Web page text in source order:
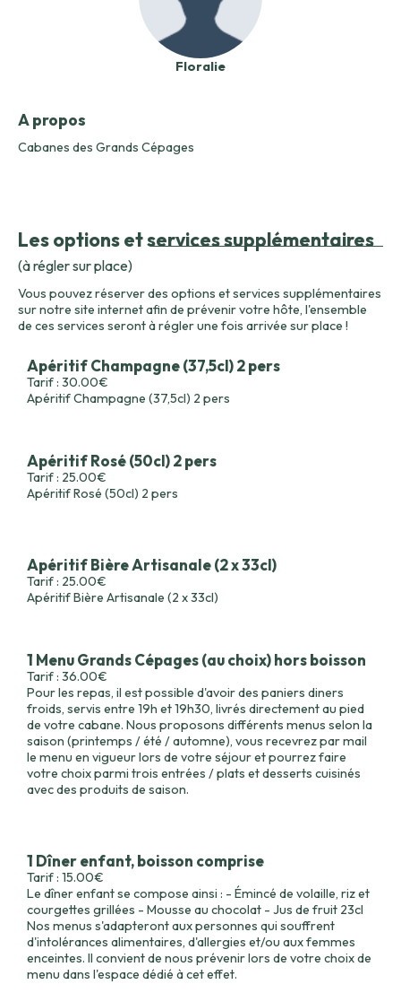
Floralie
A propos
Cabanes des Grands Cépages
Les options et services supplémentaires
(à régler sur place)
Vous pouvez réserver des options et services supplémentaires
sur notre site internet afin de prévenir votre hôte, l'ensemble
de ces services seront à régler une fois arrivée sur place !
Apéritif Champagne (37,5cl) 2 pers
Tarif : 30.00€
Apéritif Champagne (37,5cl) 2 pers
Apéritif Rosé (50cl) 2 pers
Tarif : 25.00€
Apéritif Rosé (50cl) 2 pers
Apéritif Bière Artisanale (2 x 33cl)
Tarif : 25.00€
Apéritif Bière Artisanale (2 x 33cl)
1 Menu Grands Cépages (au choix) hors boisson
Tarif : 36.00€
Pour les repas, il est possible d'avoir des paniers diners
froids, servis entre 19h et 19h30, livrés directement au pied
de votre cabane. Nous proposons différents menus selon la
saison (printemps / été / automne), vous recevrez par mail
le menu en vigueur lors de votre séjour et pourrez faire
votre choix parmi trois entrées / plats et desserts cuisinés
avec des produits de saison.
1 Dîner enfant, boisson comprise
Tarif : 15.00€
Le dîner enfant se compose ainsi : - Émincé de volaille, riz et
courgettes grillées - Mousse au chocolat - Jus de fruit 23cl
Nos menus s'adapteront aux personnes qui souffrent
d'intolérances alimentaires, d'allergies et/ou aux femmes
enceintes. Il convient de nous prévenir lors de votre choix de
menu dans l'espace dédié à cet effet.